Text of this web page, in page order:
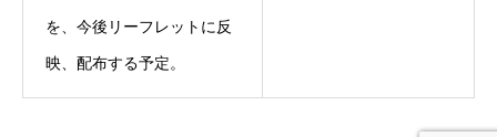
を、今後リーフレットに反
映、配布する予定。